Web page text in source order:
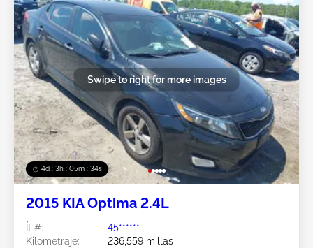
4d : 3h : 05m : 31s
Swipe to right for more images
2015 KIA Optima 2.4L
Ít #:
45******
Kilometraje:
236,559 millas